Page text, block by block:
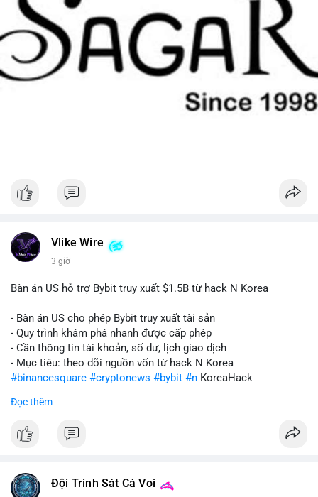
Vlike Wire
3 giờ
Bàn án US hỗ trợ Bybit truy xuất $1.5B từ hack N Korea
- Bàn án US cho phép Bybit truy xuất tài sản
- Quy trình khám phá nhanh được cấp phép
- Cần thông tin tài khoản, số dư, lịch giao dịch
- Mục tiêu: theo dõi nguồn vốn từ hack N Korea
#binancesquare #cryptonews #bybit #n KoreaHack
$btc $eth
#vlikevn #titanbot
Đọc thêm
Đội Trinh Sát Cá Voi